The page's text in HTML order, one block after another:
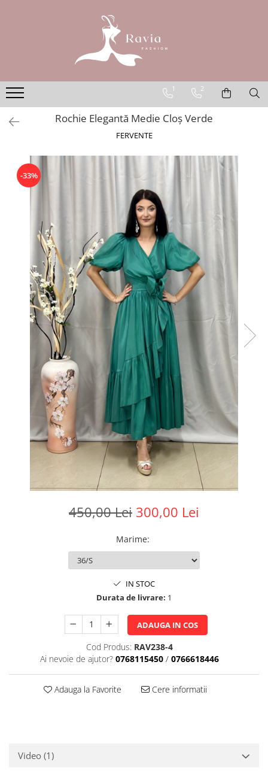
Rochii elegante lungi
Rochii elegante midi
Rochii elegante scurte
Rochii casual
Rochii de nuntă
Rochii de botez
Rochii elegante cu pene
Rochii mărimi mari
1 2
Rochie Elegantă Medie Cloș Verde
FERVENTE
-33%
450,00 Lei 300,00 Lei
Marime:
IN STOC
Durata de livrare: 1
ADAUGA IN COS
Cod Produs: RAV238-4
Ai nevoie de ajutor? 0768115450 / 0766618446
Adauga la Favorite Cere informatii
Video (1)